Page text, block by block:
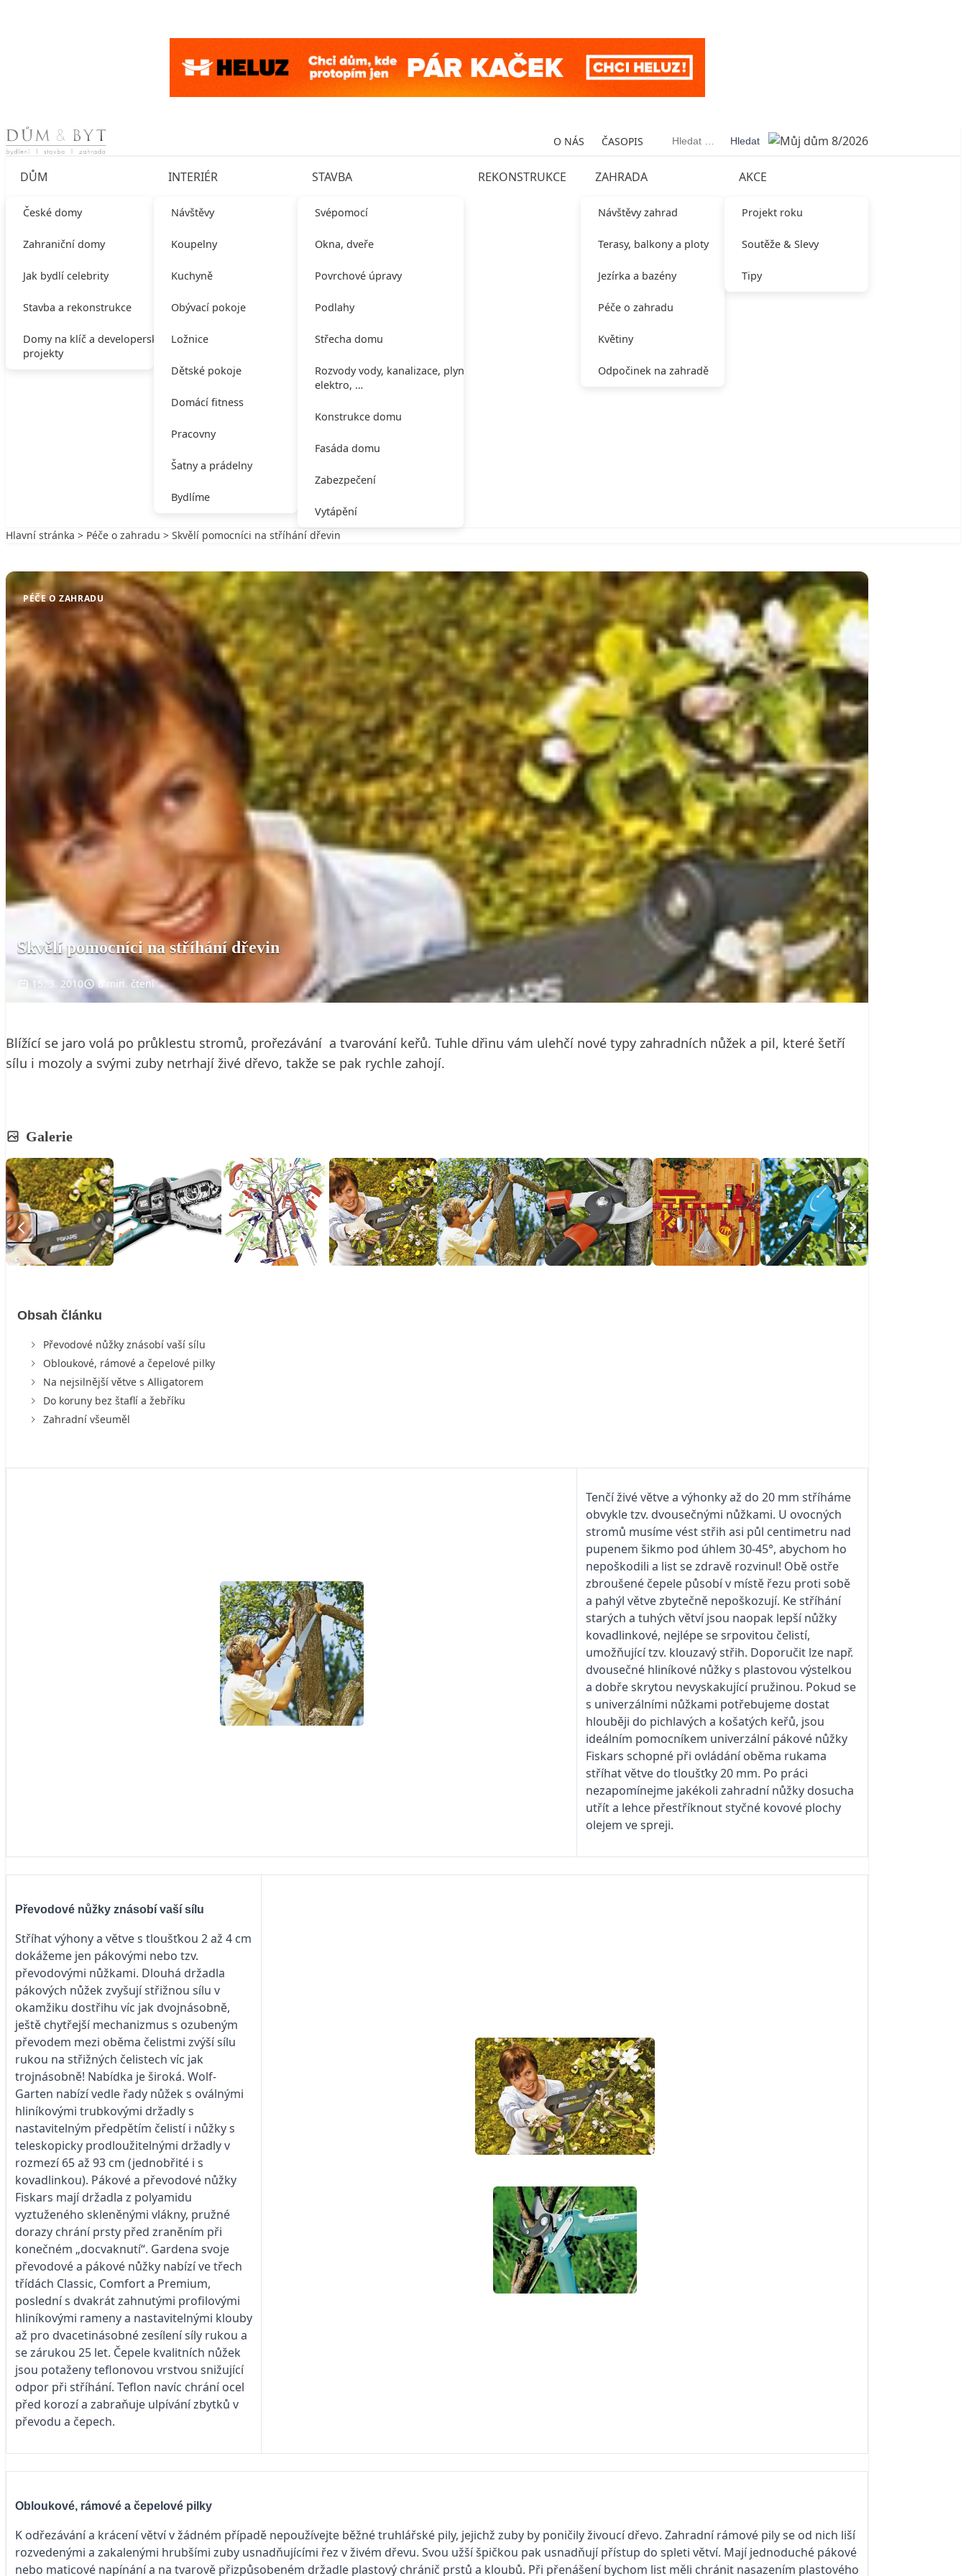
Skip to content O NÁS ČASOPIS Vyhledávání
DŮM
České domy
Zahraniční domy
Jak bydlí celebrity
Stavba a rekonstrukce
Domy na klíč a developerské
projekty
INTERIÉR
Návštěvy
Koupelny
Kuchyně
Obývací pokoje
Ložnice
Dětské pokoje
Domácí fitness
Pracovny
Šatny a prádelny
Bydlíme
STAVBA
Svépomocí
Okna, dveře
Povrchové úpravy
Podlahy
Střecha domu
Rozvody vody, kanalizace, plynu,
elektro, …
Konstrukce domu
Fasáda domu
Zabezpečení
Vytápění
REKONSTRUKCE ZAHRADA
Návštěvy zahrad
Terasy, balkony a ploty
Jezírka a bazény
Péče o zahradu
Květiny
Odpočinek na zahradě
AKCE
Projekt roku
Soutěže & Slevy
Tipy
Hlavní stránka > Péče o zahradu > Skvělí pomocníci na stříhání dřevin
PÉČE O ZAHRADU
Skvělí pomocníci na stříhání dřevin
15. 3. 2010 8 min. čtení
Blížící se jaro volá po průklestu stromů, prořezávání a tvarování keřů. Tuhle dřinu vám ulehčí nové typy zahradních nůžek a pil, které šetří
sílu i mozoly a svými zuby netrhají živé dřevo, takže se pak rychle zahojí.
Galerie
Obsah článku
Převodové nůžky znásobí vaší sílu
Obloukové, rámové a čepelové pilky
Na nejsilnější větve s Alligatorem
Do koruny bez štaflí a žebříku
Zahradní všeuměl
Tenčí živé větve a výhonky až do 20 mm stříháme
obvykle tzv. dvousečnými nůžkami. U ovocných
stromů musíme vést střih asi půl centimetru nad
pupenem šikmo pod úhlem 30-45°, abychom ho
nepoškodili a list se zdravě rozvinul! Obě ostře
zbroušené čepele působí v místě řezu proti sobě
a pahýl větve zbytečně nepoškozují. Ke stříhání
starých a tuhých větví jsou naopak lepší nůžky
kovadlinkové, nejlépe se srpovitou čelistí,
umožňující tzv. klouzavý střih. Doporučit lze např.
dvousečné hliníkové nůžky s plastovou výstelkou
a dobře skrytou nevyskakující pružinou. Pokud se
s univerzálními nůžkami potřebujeme dostat
hlouběji do pichlavých a košatých keřů, jsou
ideálním pomocníkem univerzální pákové nůžky
Fiskars schopné při ovládání oběma rukama
stříhat větve do tloušťky 20 mm. Po práci
nezapomínejme jakékoli zahradní nůžky dosucha
utřít a lehce přestříknout styčné kovové plochy
olejem ve spreji.
Převodové nůžky znásobí vaší sílu
Stříhat výhony a větve s tloušťkou 2 až 4 cm
dokážeme jen pákovými nebo tzv.
převodovými nůžkami. Dlouhá držadla
pákových nůžek zvyšují střižnou sílu v
okamžiku dostřihu víc jak dvojnásobně,
ještě chytřejší mechanizmus s ozubeným
převodem mezi oběma čelistmi zvýší sílu
rukou na střižných čelistech víc jak
trojnásobně! Nabídka je široká. Wolf-
Garten nabízí vedle řady nůžek s oválnými
hliníkovými trubkovými držadly s
nastavitelným předpětím čelistí i nůžky s
teleskopicky prodloužitelnými držadly v
rozmezí 65 až 93 cm (jednobřité i s
kovadlinkou). Pákové a převodové nůžky
Fiskars mají držadla z polyamidu
vyztuženého skleněnými vlákny, pružné
dorazy chrání prsty před zraněním při
konečném „docvaknutí“. Gardena svoje
převodové a pákové nůžky nabízí ve třech
třídách Classic, Comfort a Premium,
poslední s dvakrát zahnutými profilovými
hliníkovými rameny a nastavitelnými klouby
až pro dvacetinásobné zesílení síly rukou a
se zárukou 25 let. Čepele kvalitních nůžek
jsou potaženy teflonovou vrstvou snižující
odpor při stříhání. Teflon navíc chrání ocel
před korozí a zabraňuje ulpívání zbytků v
převodu a čepech.
Obloukové, rámové a čepelové pilky
K odřezávání a krácení větví v žádném případě nepoužívejte běžné truhlářské pily, jejichž zuby by poničily živoucí dřevo. Zahradní rámové pily se od nich liší
rozvedenými a zakalenými hrubšími zuby usnadňujícími řez v živém dřevu. Svou užší špičkou pak usnadňují přístup do spleti větví. Mají jednoduché pákové
nebo maticové napínání a na tvarově přizpůsobeném držadle plastový chránič prstů a kloubů. Při přenášení bychom list měli chránit nasazením plastového